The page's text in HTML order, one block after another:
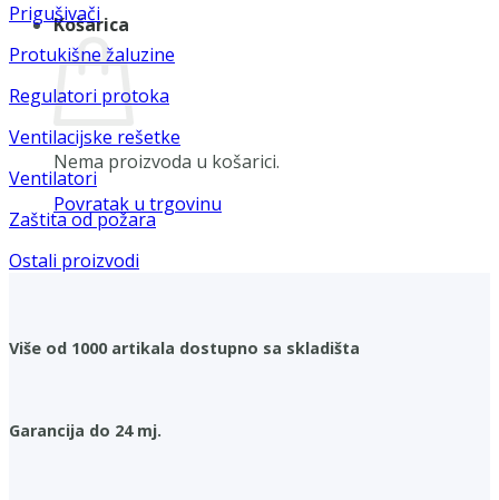
Košarica
Nema proizvoda u košarici.
Povratak u trgovinu
Prigušivači
Protukišne žaluzine
Regulatori protoka
Ventilacijske rešetke
Ventilatori
Zaštita od požara
Ostali proizvodi
Više od 1000 artikala dostupno sa skladišta
Garancija do 24 mj.